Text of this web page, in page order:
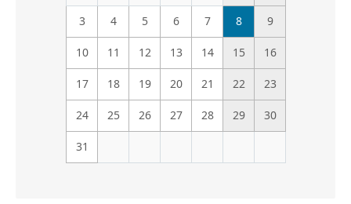
3 4 5 6 7 8 9
10 11 12 13 14 15 16
17 18 19 20 21 22 23
24 25 26 27 28 29 30
31